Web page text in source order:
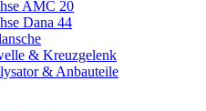
AMC 20
Dana 44
& Kreuzgelenk
& Anbauteile